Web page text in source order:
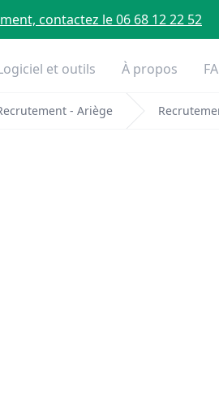
contactez le 06 68 12 22 52
et outils À propos
- Ariège